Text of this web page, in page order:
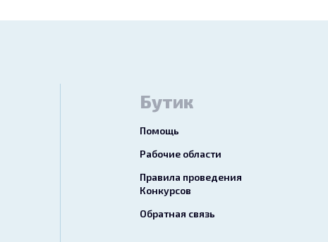
Бутик
Помощь
Рабочие области
Правила проведения
Конкурсов
Обратная связь